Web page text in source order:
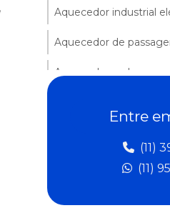
Aquecedor industrial
Aquecedor de
Aquecedores de ar
Aquecedores de
Entre
(11)
(11)